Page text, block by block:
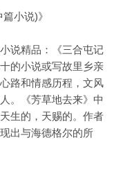
小说)》
说精品：《三合屯记
的小说或写故里乡亲
路和情感历程，文风
。《芳草地去来》中
生的，天赐的。作者
出与海德格尔的所